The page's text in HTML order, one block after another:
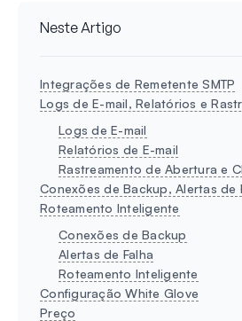
Neste Artigo
Integrações de Remetente SMTP
Logs de E-mail, Relatórios e
Logs de E-mail
Relatórios de E-mail
Rastreamento de Abertura e
Conexões de Backup, Alertas de
Roteamento Inteligente
Conexões de Backup
Alertas de Falha
Roteamento Inteligente
Configuração White Glove
Preço